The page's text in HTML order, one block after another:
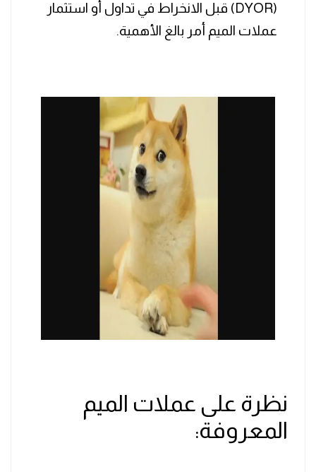
(DYOR) قبل الانخراط في تداول أو استثمار
عملات الميم أمر بالغ الأهمية.
نظرة على عملات الميم
المعروفة: